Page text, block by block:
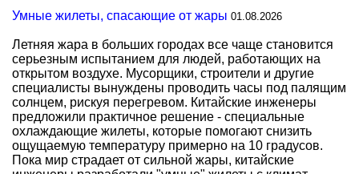
Умные жилеты, спасающие от жары 01.08.2026
Летняя жара в больших городах все чаще становится
серьезным испытанием для людей, работающих на
открытом воздухе. Мусорщики, строители и другие
специалисты вынуждены проводить часы под палящим
солнцем, рискуя перегревом. Китайские инженеры
предложили практичное решение - специальные
охлаждающие жилеты, которые помогают снизить
ощущаемую температуру примерно на 10 градусов.
Пока мир страдает от сильной жары, китайские